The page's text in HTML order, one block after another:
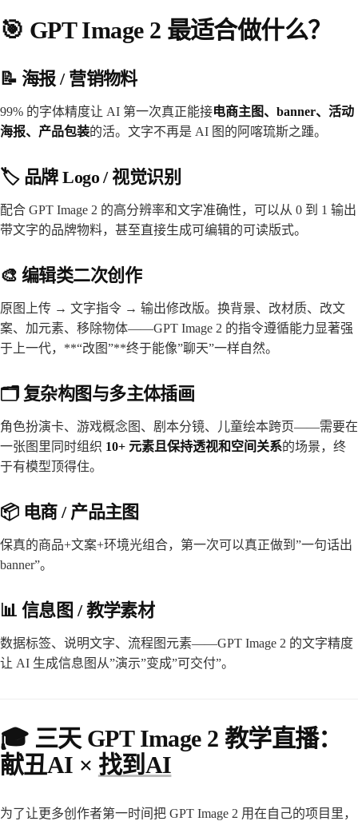
🎯 GPT Image 2 最适合做什么？
📝 海报 / 营销物料
99% 的字体精度让 AI 第一次真正能接电商主图、banner、活动
海报、产品包装的活。文字不再是 AI 图的阿喀琉斯之踵。
🏷️ 品牌 Logo / 视觉识别
配合 GPT Image 2 的高分辨率和文字准确性，可以从 0 到 1 输出
带文字的品牌物料，甚至直接生成可编辑的可读版式。
🎨 编辑类二次创作
原图上传 → 文字指令 → 输出修改版。换背景、改材质、改文
案、加元素、移除物体——GPT Image 2 的指令遵循能力显著强
于上一代，**“改图”**终于能像”聊天”一样自然。
🗂️ 复杂构图与多主体插画
角色扮演卡、游戏概念图、剧本分镜、儿童绘本跨页——需要在
一张图里同时组织 10+ 元素且保持透视和空间关系的场景，终
于有模型顶得住。
📦 电商 / 产品主图
保真的商品+文案+环境光组合，第一次可以真正做到”一句话出
banner”。
📊 信息图 / 教学素材
数据标签、说明文字、流程图元素——GPT Image 2 的文字精度
让 AI 生成信息图从”演示”变成”可交付”。
🎓 三天 GPT Image 2 教学直播：
献丑AI × 找到AI
为了让更多创作者第一时间把 GPT Image 2 用在自己的项目里，